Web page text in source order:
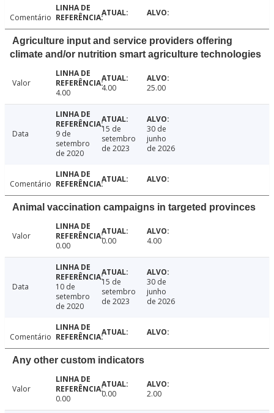
Comentário
Agriculture input and service providers offering
climate and/or nutrition smart agriculture technologies
Valor
4.00
4.00 25.00
Data
9 de
setembro
de 2020
15 de
setembro
de 2023
30 de
junho
de 2026
Comentário
Animal vaccination campaigns in targeted provinces
Valor
0.00
0.00 4.00
Data
10 de
setembro
de 2020
15 de
setembro
de 2023
30 de
junho
de 2026
Comentário
Any other custom indicators
Valor
0.00
0.00 2.00